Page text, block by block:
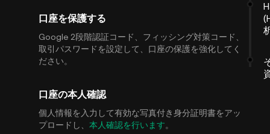
口座を保護する
Google 2段階認証コード、フィッシング対策コード、
取引パスワードを設定して、口座の保護を強化してく
ださい。
口座の本人確認
個人情報を入力して有効な写真付き身分証明書をアッ
プロードし、 本人確認を行います。